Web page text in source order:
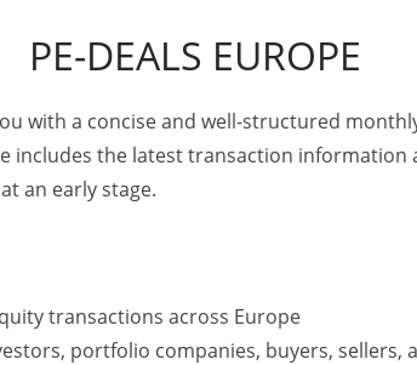
zu unterstützen.
Rüdiger
GmbH mit Sitz in Wandlitz nordöstlich
rund 40 Mitarbeitenden. Das
PE-DEALS EUROPE
with a concise and well-structured
includes the latest transaction
an early stage.
transactions across Europe
portfolio companies, buyers, sellers,